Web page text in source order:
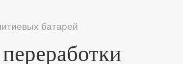
батарей